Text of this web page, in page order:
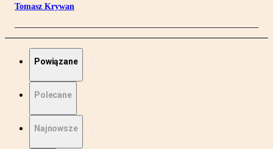
Tomasz Krywan
Powiązane
Polecane
Najnowsze